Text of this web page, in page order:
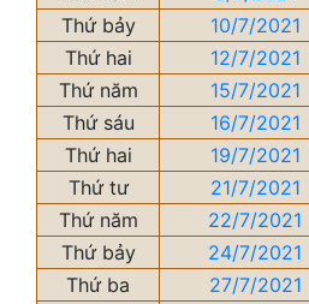
Thứ bảy
10/7/2021
Thứ hai
12/7/2021
Thứ năm
15/7/2021
Thứ sáu
16/7/2021
Thứ hai
19/7/2021
Thứ tư
21/7/2021
Thứ năm
22/7/2021
Thứ bảy
24/7/2021
Thứ ba
27/7/2021